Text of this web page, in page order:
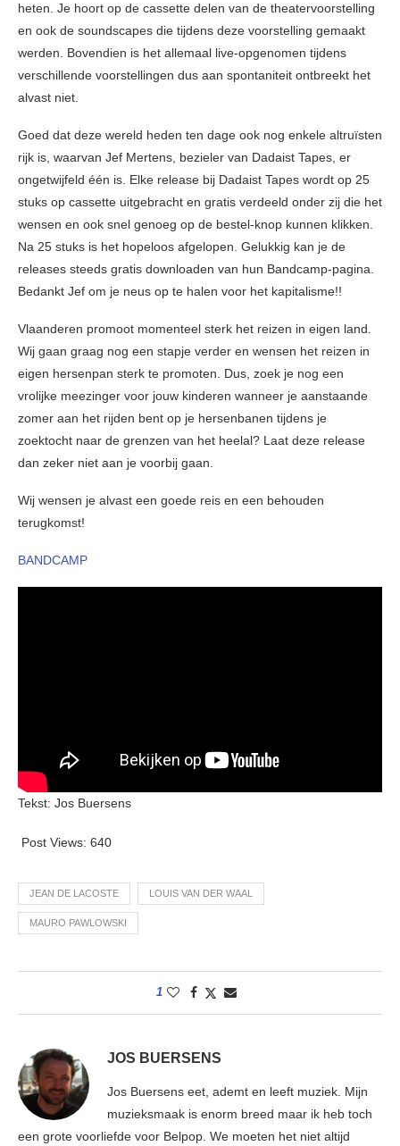
heten. Je hoort op de cassette delen van de theatervoorstelling
en ook de soundscapes die tijdens deze voorstelling gemaakt
werden. Bovendien is het allemaal live-opgenomen tijdens
verschillende voorstellingen dus aan spontaniteit ontbreekt het
alvast niet.
Goed dat deze wereld heden ten dage ook nog enkele altruïsten
rijk is, waarvan Jef Mertens, bezieler van Dadaist Tapes, er
ongetwijfeld één is. Elke release bij Dadaist Tapes wordt op 25
stuks op cassette uitgebracht en gratis verdeeld onder zij die het
wensen en ook snel genoeg op de bestel-knop kunnen klikken.
Na 25 stuks is het hopeloos afgelopen. Gelukkig kan je de
releases steeds gratis downloaden van hun Bandcamp-pagina.
Bedankt Jef om je neus op te halen voor het kapitalisme!!
Vlaanderen promoot momenteel sterk het reizen in eigen land.
Wij gaan graag nog een stapje verder en wensen het reizen in
eigen hersenpan sterk te promoten. Dus, zoek je nog een
vrolijke meezinger voor jouw kinderen wanneer je aanstaande
zomer aan het rijden bent op je hersenbanen tijdens je
zoektocht naar de grenzen van het heelal? Laat deze release
dan zeker niet aan je voorbij gaan.
Wij wensen je alvast een goede reis en een behouden
terugkomst!
BANDCAMP
Tekst: Jos Buersens
Post Views: 640
JEAN DE LACOSTE LOUIS VAN DER WAAL
MAURO PAWLOWSKI
1
JOS BUERSENS
Jos Buersens eet, ademt en leeft muziek. Mijn
muzieksmaak is enorm breed maar ik heb toch
een grote voorliefde voor Belpop. We moeten het niet altijd